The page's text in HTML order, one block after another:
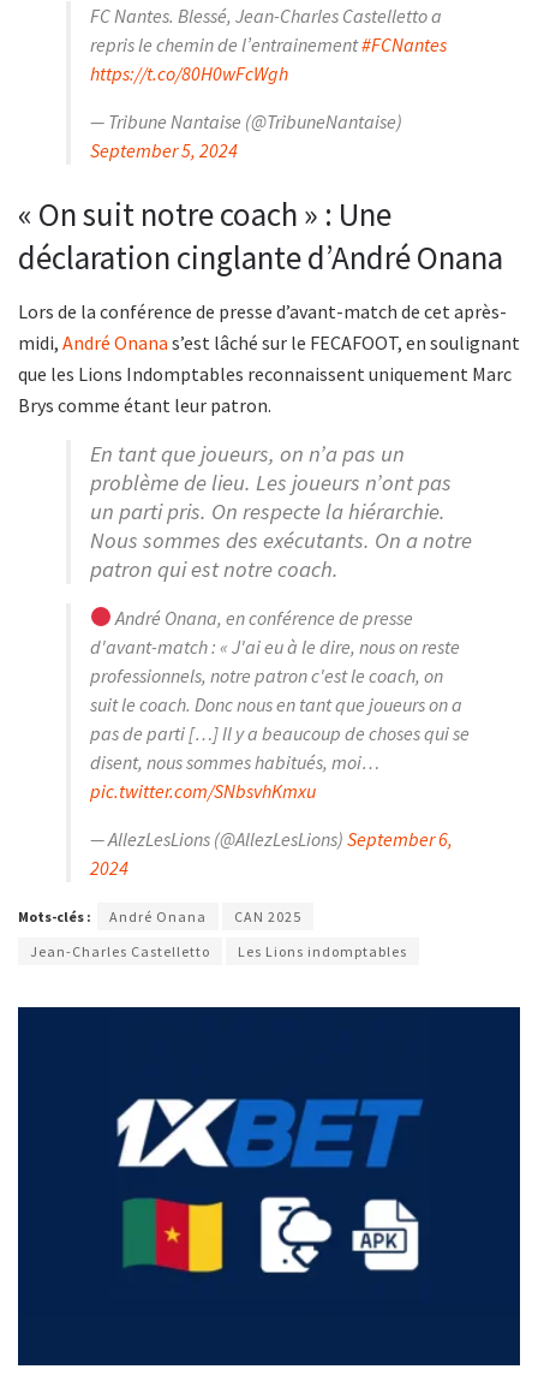
FC Nantes. Blessé, Jean-Charles Castelletto a
repris le chemin de l’entrainement#FCNantes
https://t.co/80H0wFcWgh
— Tribune Nantaise (@TribuneNantaise)
September 5, 2024
« On suit notre coach » : Une
déclaration cinglante d’André Onana
Lors de la conférence de presse d’avant-match de cet après-
midi, André Onana s’est lâché sur le FECAFOOT, en soulignant
que les Lions Indomptables reconnaissent uniquement Marc
Brys comme étant leur patron.
En tant que joueurs, on n’a pas un
problème de lieu. Les joueurs n’ont pas
un parti pris. On respecte la hiérarchie.
Nous sommes des exécutants. On a notre
patron qui est notre coach.
André Onana, en conférence de presse
d'avant-match : « J'ai eu à le dire, nous on reste
professionnels, notre patron c'est le coach, on
suit le coach. Donc nous en tant que joueurs on a
pas de parti […] Il y a beaucoup de choses qui se
disent, nous sommes habitués, moi…
pic.twitter.com/SNbsvhKmxu
— AllezLesLions (@AllezLesLions) September 6,
2024
Mots-clés : André Onana
CAN 2025
Jean-Charles Castelletto
Les Lions indomptables